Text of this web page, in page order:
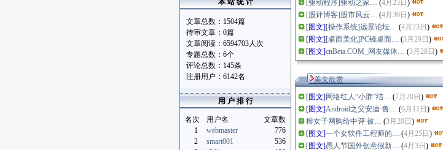
本 站 统 计
文章总数：1504篇
待审文章：0篇
文章阅读：6594703人次
专题总数：6个
评论总数：145条
注册用户：6142名
用 户 排 行
名次 用户名
文章数
1
webmaster
776
2
smart001
536
[驱动程序]驱动之家… (4月23日 )
[股评博客]股市风云… (4月30日 )
[图文][操作系统]远景论坛… (4月23日 )
[图文][桌面美化]PC镜桌面… (3月29日 )
[图文]cnBeta.COM_网友媒体… (3月28日 )
美文欣赏
[图文] 网络红人“小胖”结… (7月20日 )
[图文]Android之父安迪·鲁… (6月11日 )
榕女子网购给中评 被… (3月20日 )
[图文]一个女软件工程师的… (4月25日 )
[图文]愚人节国外创意假新… (4月3日 )